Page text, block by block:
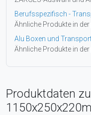
Berufsspezifisch -
Ähnliche Produkte in
Alu Boxen und
Ähnliche Produkte in
Produktdaten